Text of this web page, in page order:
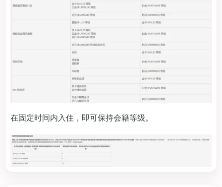
在固定时间内入住，即可保持会籍等级。